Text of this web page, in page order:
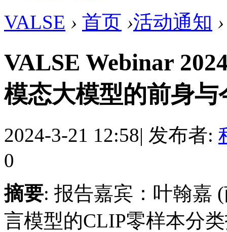
VALSE › 首页 ›活动通知 ›
VALSE Webinar
模态大模型的前身与
2024-3-21 12:58| 发布者:
0
摘要: 报告嘉宾：叶翰嘉
言模型的CLIP零样本分